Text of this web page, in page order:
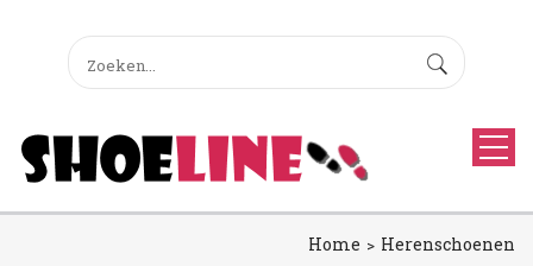
Home Herenschoenen